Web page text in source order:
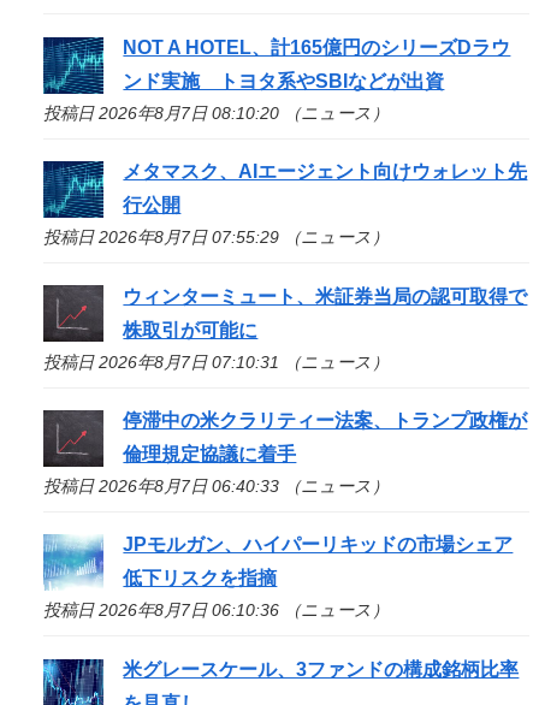
NOT A HOTEL、計165億円のシリーズDラウ
ンド実施 トヨタ系やSBIなどが出資
投稿日 2026年8月7日 08:10:20 （ニュース）
メタマスク、AIエージェント向けウォレット先
行公開
投稿日 2026年8月7日 07:55:29 （ニュース）
ウィンターミュート、米証券当局の認可取得で
株取引が可能に
投稿日 2026年8月7日 07:10:31 （ニュース）
停滞中の米クラリティー法案、トランプ政権が
倫理規定協議に着手
投稿日 2026年8月7日 06:40:33 （ニュース）
JPモルガン、ハイパーリキッドの市場シェア
低下リスクを指摘
投稿日 2026年8月7日 06:10:36 （ニュース）
米グレースケール、3ファンドの構成銘柄比率